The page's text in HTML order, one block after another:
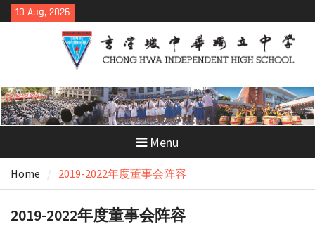
Skip
to
10 Aug, 2026
Menu
Home 2019-2022年度董事会阵容
2019-2022年度董事会阵容